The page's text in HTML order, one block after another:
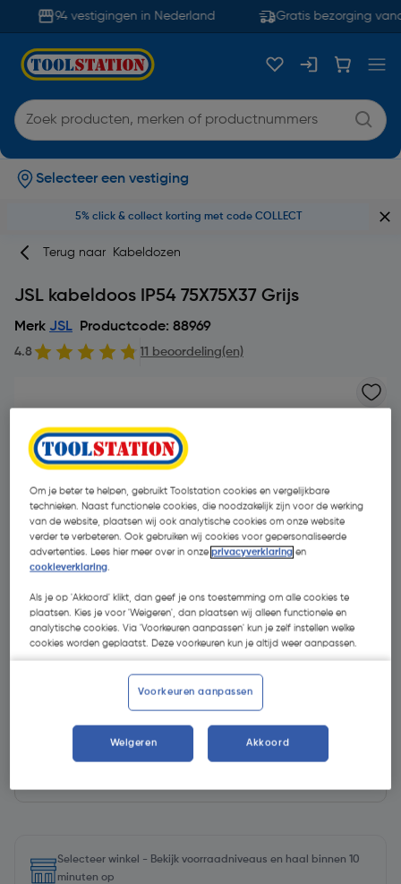
94 vestigingen in Nederland Gratis bezorging
Selecteer een vestiging
5% click & collect korting met code COLLECT
Terug naar Kabeldozen
JSL kabeldoos IP54 75X75X37 Grijs
Merk JSL Productcode: 88969
4.8 11 beoordeling(en)
| Excl. btw € 0,82
Kies productvariant(1)
Selecteer winkel - Bekijk voorraadniveaus en haal binnen 10
minuten op
Om je beter te helpen, gebruikt Toolstation cookies en vergelijkbare
technieken. Naast functionele cookies, die noodzakelijk zijn voor de werking
van de website, plaatsen wij ook analytische cookies om onze website
verder te verbeteren. Ook gebruiken wij cookies voor gepersonaliseerde
advertenties. Lees hier meer over in onzeprivacyverklaring en
cookieverklaring.
Als je op 'Akkoord' klikt, dan geef je ons toestemming om alle cookies te
plaatsen. Kies je voor 'Weigeren', dan plaatsen wij alleen functionele en
analytische cookies. Via 'Voorkeuren aanpassen' kun je zelf instellen welke
cookies worden geplaatst. Deze voorkeuren kun je altijd weer aanpassen.
Voorkeuren aanpassen
Weigeren Akkoord